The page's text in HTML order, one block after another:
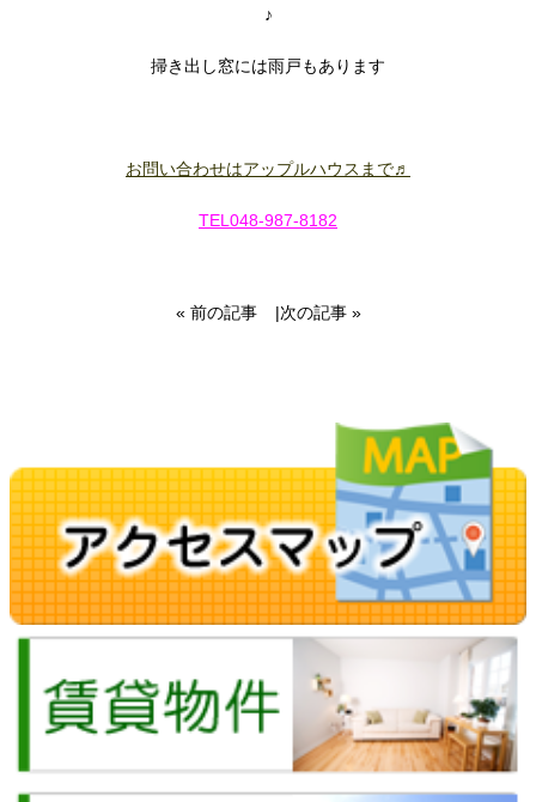
♪
掃き出し窓には雨戸もあります
お問い合わせはアップルハウスまで♬
TEL048-987-8182
« 前の記事 |次の記事 »